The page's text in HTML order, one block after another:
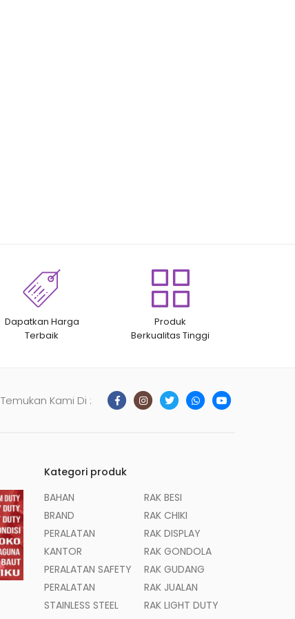
Dapatkan Harga
Terbaik
Produk
Berkualitas Tinggi
Temukan Kami Di :
Kategori produk
BAHAN
BRAND
PERALATAN
KANTOR
PERALATAN SAFETY
PERALATAN
STAINLESS STEEL
RAK BESI
RAK CHIKI
RAK DISPLAY
RAK GONDOLA
RAK GUDANG
RAK JUALAN
RAK LIGHT DUTY